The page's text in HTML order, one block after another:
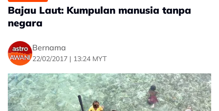
Bajau Laut: Kumpulan manusia tanpa
negara
Bernama
22/02/2017 | 13:24 MYT